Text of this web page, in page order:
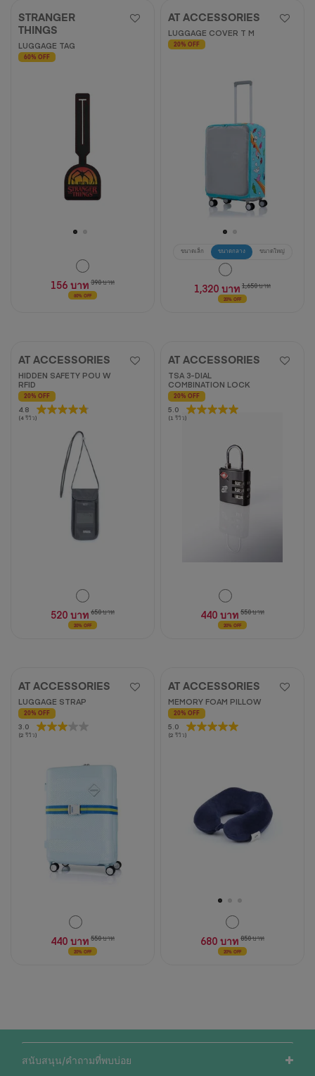
STRANGER
THINGS
LUGGAGE TAG
60% OFF
156 บาท 390 บาท
60% OFF
ขนาดเล็ก ขนาดกลาง ขนาดใหญ่
AT ACCESSORIES
LUGGAGE COVER T M
20% OFF
1,320 บาท 1,650 บาท
20% OFF
AT ACCESSORIES
HIDDEN SAFETY POU W
RFID
20% OFF
4.8
(4 รีวิว)
4.8
จาก
520 บาท 650 บาท
20% OFF
AT ACCESSORIES
TSA 3-DIAL
COMBINATION LOCK
20% OFF
5.0
(1 รีวิว)
5.0
จาก
440 บาท 550 บาท
20% OFF
AT ACCESSORIES
LUGGAGE STRAP
20% OFF
3.0
(2 รีวิว)
3.0
จาก
วิจารณ์
440 บาท 550 บาท
20% OFF
AT ACCESSORIES
MEMORY FOAM PILLOW
20% OFF
5.0
(2 รีวิว)
5.0
จาก
วิจารณ์
680 บาท 850 บาท
20% OFF
สนับสนุน/คำถามที่พบบ่อย